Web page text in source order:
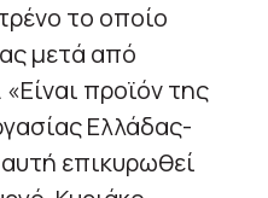
το οποίο
μετά από
προϊόν της
Ελλάδας-
επικυρωθεί